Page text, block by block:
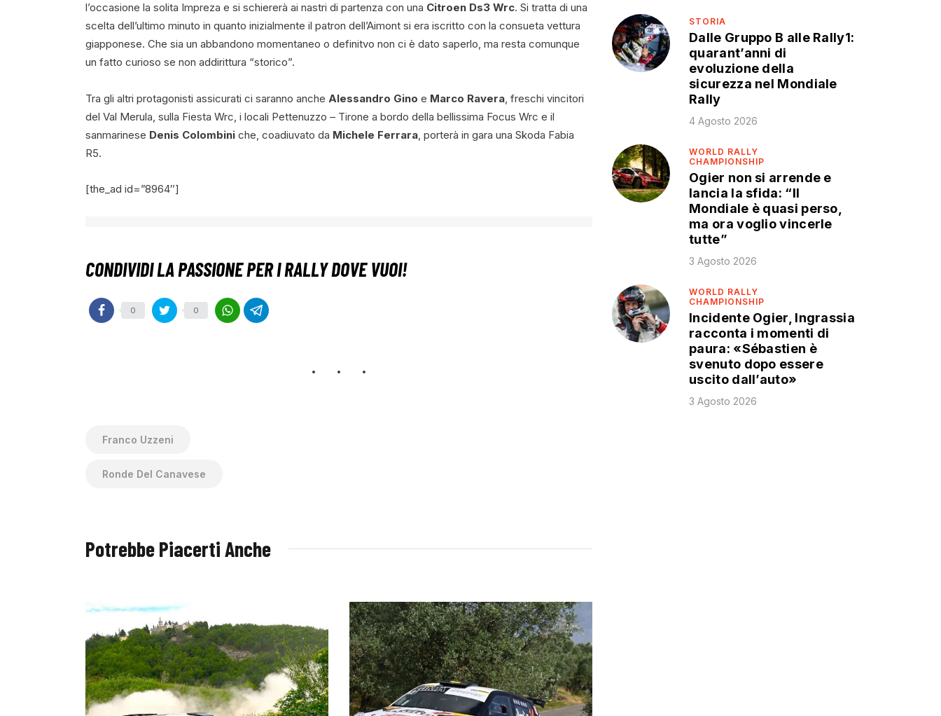
l’occasione la solita Impreza e si schiererà ai nastri di partenza con una Citroen Ds3 Wrc. Si tratta di una
scelta dell’ultimo minuto in quanto inizialmente il patron dell’Aimont si era iscritto con la consueta vettura
giapponese. Che sia un abbandono momentaneo o definitvo non ci è dato saperlo, ma resta comunque
un fatto curioso se non addirittura “storico”.
Tra gli altri protagonisti assicurati ci saranno anche Alessandro Gino e Marco Ravera , freschi vincitori
del Val Merula, sulla Fiesta Wrc, i locali Pettenuzzo – Tirone a bordo della bellissima Focus Wrc e il
sanmarinese Denis Colombini che, coadiuvato da Michele Ferrara , porterà in gara una Skoda Fabia
R5.
[the_ad id=”8964″]
0 0
Franco Uzzeni
Ronde Del Canavese
Potrebbe Piacerti Anche
STORIA
Dalle Gruppo B alle Rally1:
quarant’anni di
evoluzione della
sicurezza nel Mondiale
Rally
4 Agosto 2026
WORLD RALLY
CHAMPIONSHIP
Ogier non si arrende e
lancia la sfida: “Il
Mondiale è quasi perso,
ma ora voglio vincerle
tutte”
3 Agosto 2026
WORLD RALLY
CHAMPIONSHIP
Incidente Ogier, Ingrassia
racconta i momenti di
paura: «Sébastien è
svenuto dopo essere
uscito dall’auto»
3 Agosto 2026